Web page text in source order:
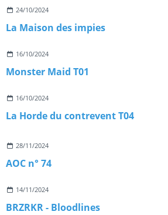
24/10/2024
La Maison des impies
16/10/2024
Monster Maid T01
16/10/2024
La Horde du contrevent T04
28/11/2024
AOC n° 74
14/11/2024
BRZRKR - Bloodlines